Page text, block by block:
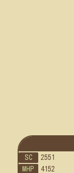
SC 2551
MHP
4152